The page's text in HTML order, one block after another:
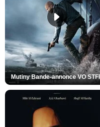
Mutiny Bande-annonce VO